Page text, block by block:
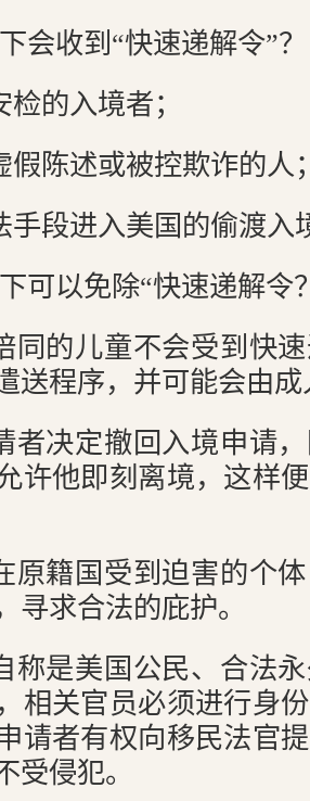
会收到“快速递解令”？
检的入境者；
假陈述或被控欺诈的人
手段进入美国的偷渡入
可以免除“快速递解令
同的儿童不会受到快
送程序，并可能会由
者决定撤回入境申请
许他即刻离境，这样
原籍国受到迫害的个
寻求合法的庇护。
称是美国公民、合法
相关官员必须进行身
请者有权向移民法官
受侵犯。